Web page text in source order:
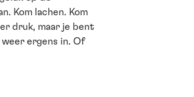
Kom lachen. Kom
druk, maar je bent
ergens in. Of